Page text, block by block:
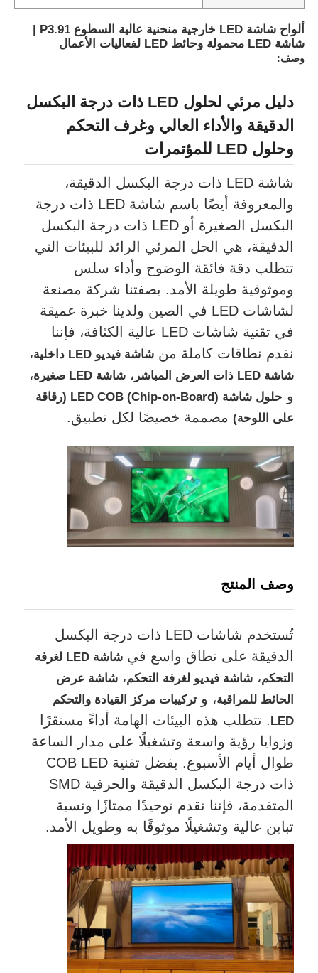
عرض الواقع الافتراضي
معلومات عنا
جولة في المصنع
اتصل بنا
أخبار
الحالات
اطلب عرض أسعار
شاشة عرض فيديو LED
شاشة عرض LED
شاشة LED للحفل
عرض LED شفاف
شاشة SMD LED
لوحة عرض LED للخارج
لوحة الإعلانات في الهواء الطلق
ألواح شاشة LED خارجية منحنية عالية السطوع P3.91 |
شاشة LED محمولة وحائط LED لفعاليات الأعمال
وصف:
دليل مرئي لحلول LED ذات درجة البكسل
الدقيقة والأداء العالي وغرف التحكم
وحلول LED للمؤتمرات
شاشة LED ذات درجة البكسل الدقيقة،
والمعروفة أيضًا باسم شاشة LED ذات درجة
البكسل الصغيرة أو LED ذات درجة البكسل
الدقيقة، هي الحل المرئي الرائد للبيئات التي
تتطلب دقة فائقة الوضوح وأداء سلس
وموثوقية طويلة الأمد. بصفتنا شركة مصنعة
لشاشات LED في الصين ولدينا خبرة عميقة
في تقنية شاشات LED عالية الكثافة، فإننا
نقدم نطاقات كاملة منشاشة فيديو LED داخلية ،
شاشة LED ذات العرض المباشر ،شاشة LED صغيرة
،
و
حلول شاشة LED COB (Chip-on-Board) (رقاقة
على اللوحة) مصممة خصيصًا لكل تطبيق.
وصف المنتج
تُستخدم شاشات LED ذات درجة البكسل
الدقيقة على نطاق واسع في
شاشة LED لغرفة
التحكم،شاشة فيديو لغرفة التحكم،شاشة عرض
الحائط للمراقبة، وتركيبات مركز القيادة والتحكم
LED. تتطلب هذه البيئات الهامة أداءً مستقرًا
وزوايا رؤية واسعة وتشغيلًا على مدار الساعة
طوال أيام الأسبوع. بفضل تقنية COB LED
ذات درجة البكسل الدقيقة والحرفية SMD
المتقدمة، فإننا نقدم توحيدًا ممتازًا ونسبة
تباين عالية وتشغيلًا موثوقًا به وطويل الأمد.